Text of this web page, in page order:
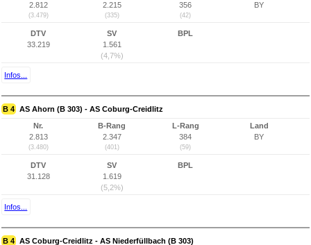
2.812
(3.479)
2.215
(335)
356
(42)
BY
DTV
33.219
SV
1.561
(4,7%)
BPL
Infos...
B 4 AS Ahorn (B 303) - AS Coburg-Creidlitz
Nr.
2.813
(3.480)
B-Rang
2.347
(401)
L-Rang
384
(59)
Land
BY
DTV
31.128
SV
1.619
(5,2%)
BPL
Infos...
B 4 AS Coburg-Creidlitz - AS Niederfüllbach (B 303)